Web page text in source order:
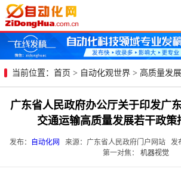
当前位置： 首页 > 自动化观世界 > 高质量发展
广东省人民政府办公厅关于印发广
交通运输高质量发展若干政策
发布： 自动化网
来源：广东省人民政府门户网站 发
第一对焦： 机器视觉